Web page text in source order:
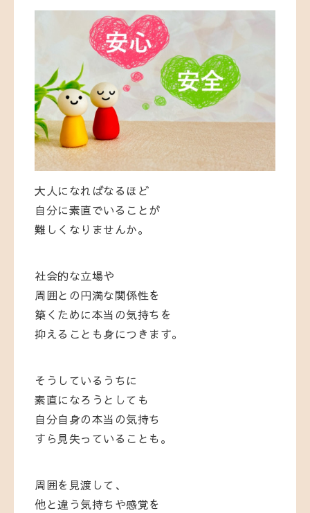
大人になればなるほど
自分に素直でいることが
難しくなりませんか。
社会的な立場や
周囲との円満な関係性を
築くために本当の気持ちを
抑えることも身につきます。
そうしているうちに
素直になろうとしても
自分自身の本当の気持ち
すら見失っていることも。
周囲を見渡して、
他と違う気持ちや感覚を